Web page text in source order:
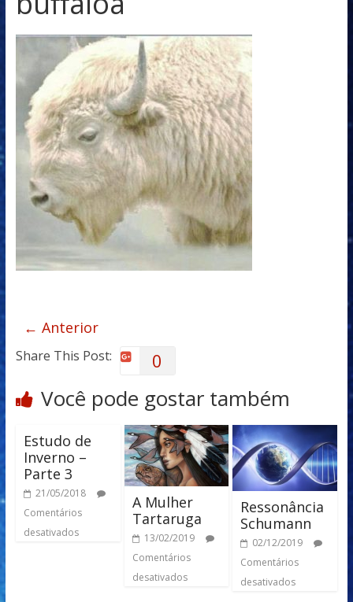
← Anterior
Share This Post: 0
Você pode gostar também
Estudo de
Inverno –
Parte 3
21/05/2018
Comentários
desativados
A Mulher
Tartaruga
13/02/2019
Comentários
desativados
Ressonância
Schumann
02/12/2019
Comentários
desativados